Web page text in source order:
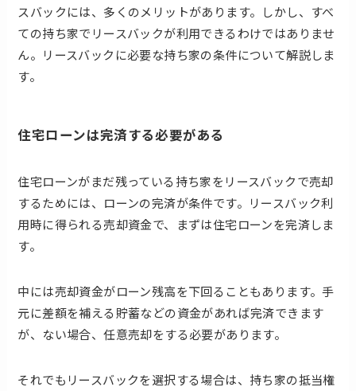
スバックには、多くのメリットがあります。しかし、すべ
ての持ち家でリースバックが利用できるわけではありませ
ん。リースバックに必要な持ち家の条件について解説しま
す。
住宅ローンは完済する必要がある
住宅ローンがまだ残っている持ち家をリースバックで売却
するためには、ローンの完済が条件です。リースバック利
用時に得られる売却資金で、まずは住宅ローンを完済しま
す。
中には売却資金がローン残高を下回ることもあります。手
元に差額を補える貯蓄などの資金があれば完済できます
が、ない場合、任意売却をする必要があります。
それでもリースバックを選択する場合は、持ち家の抵当権